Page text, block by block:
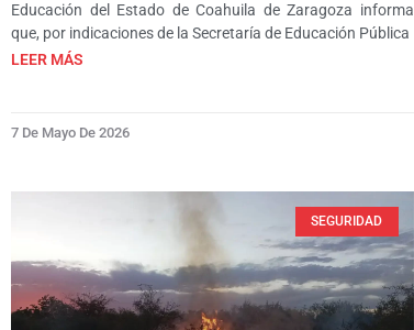
Educación del Estado de Coahuila de Zaragoza informa
que, por indicaciones de la Secretaría de Educación Pública
LEER MÁS
7 De Mayo De 2026
SEGURIDAD